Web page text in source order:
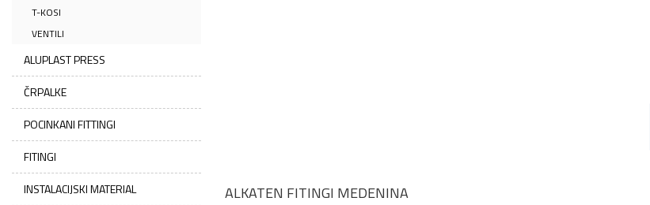
T-KOSI
VENTILI
ALUPLAST PRESS
ČRPALKE
POCINKANI FITTINGI
FITINGI
INSTALACIJSKI MATERIAL
ALKATEN FITINGI MEDENINA